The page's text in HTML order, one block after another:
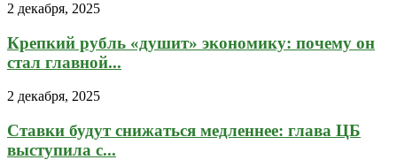
2 декабря, 2025
Крепкий рубль «душит» экономику: почему он
стал главной...
2 декабря, 2025
Ставки будут снижаться медленнее: глава ЦБ
выступила с...